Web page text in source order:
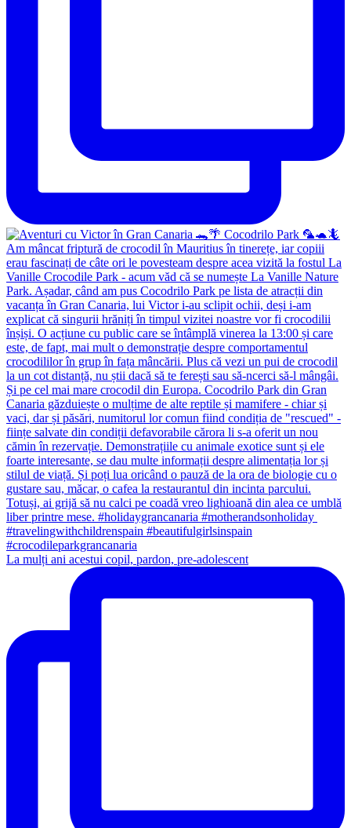
La mulți ani acestui copil, pardon, pre-adolescent